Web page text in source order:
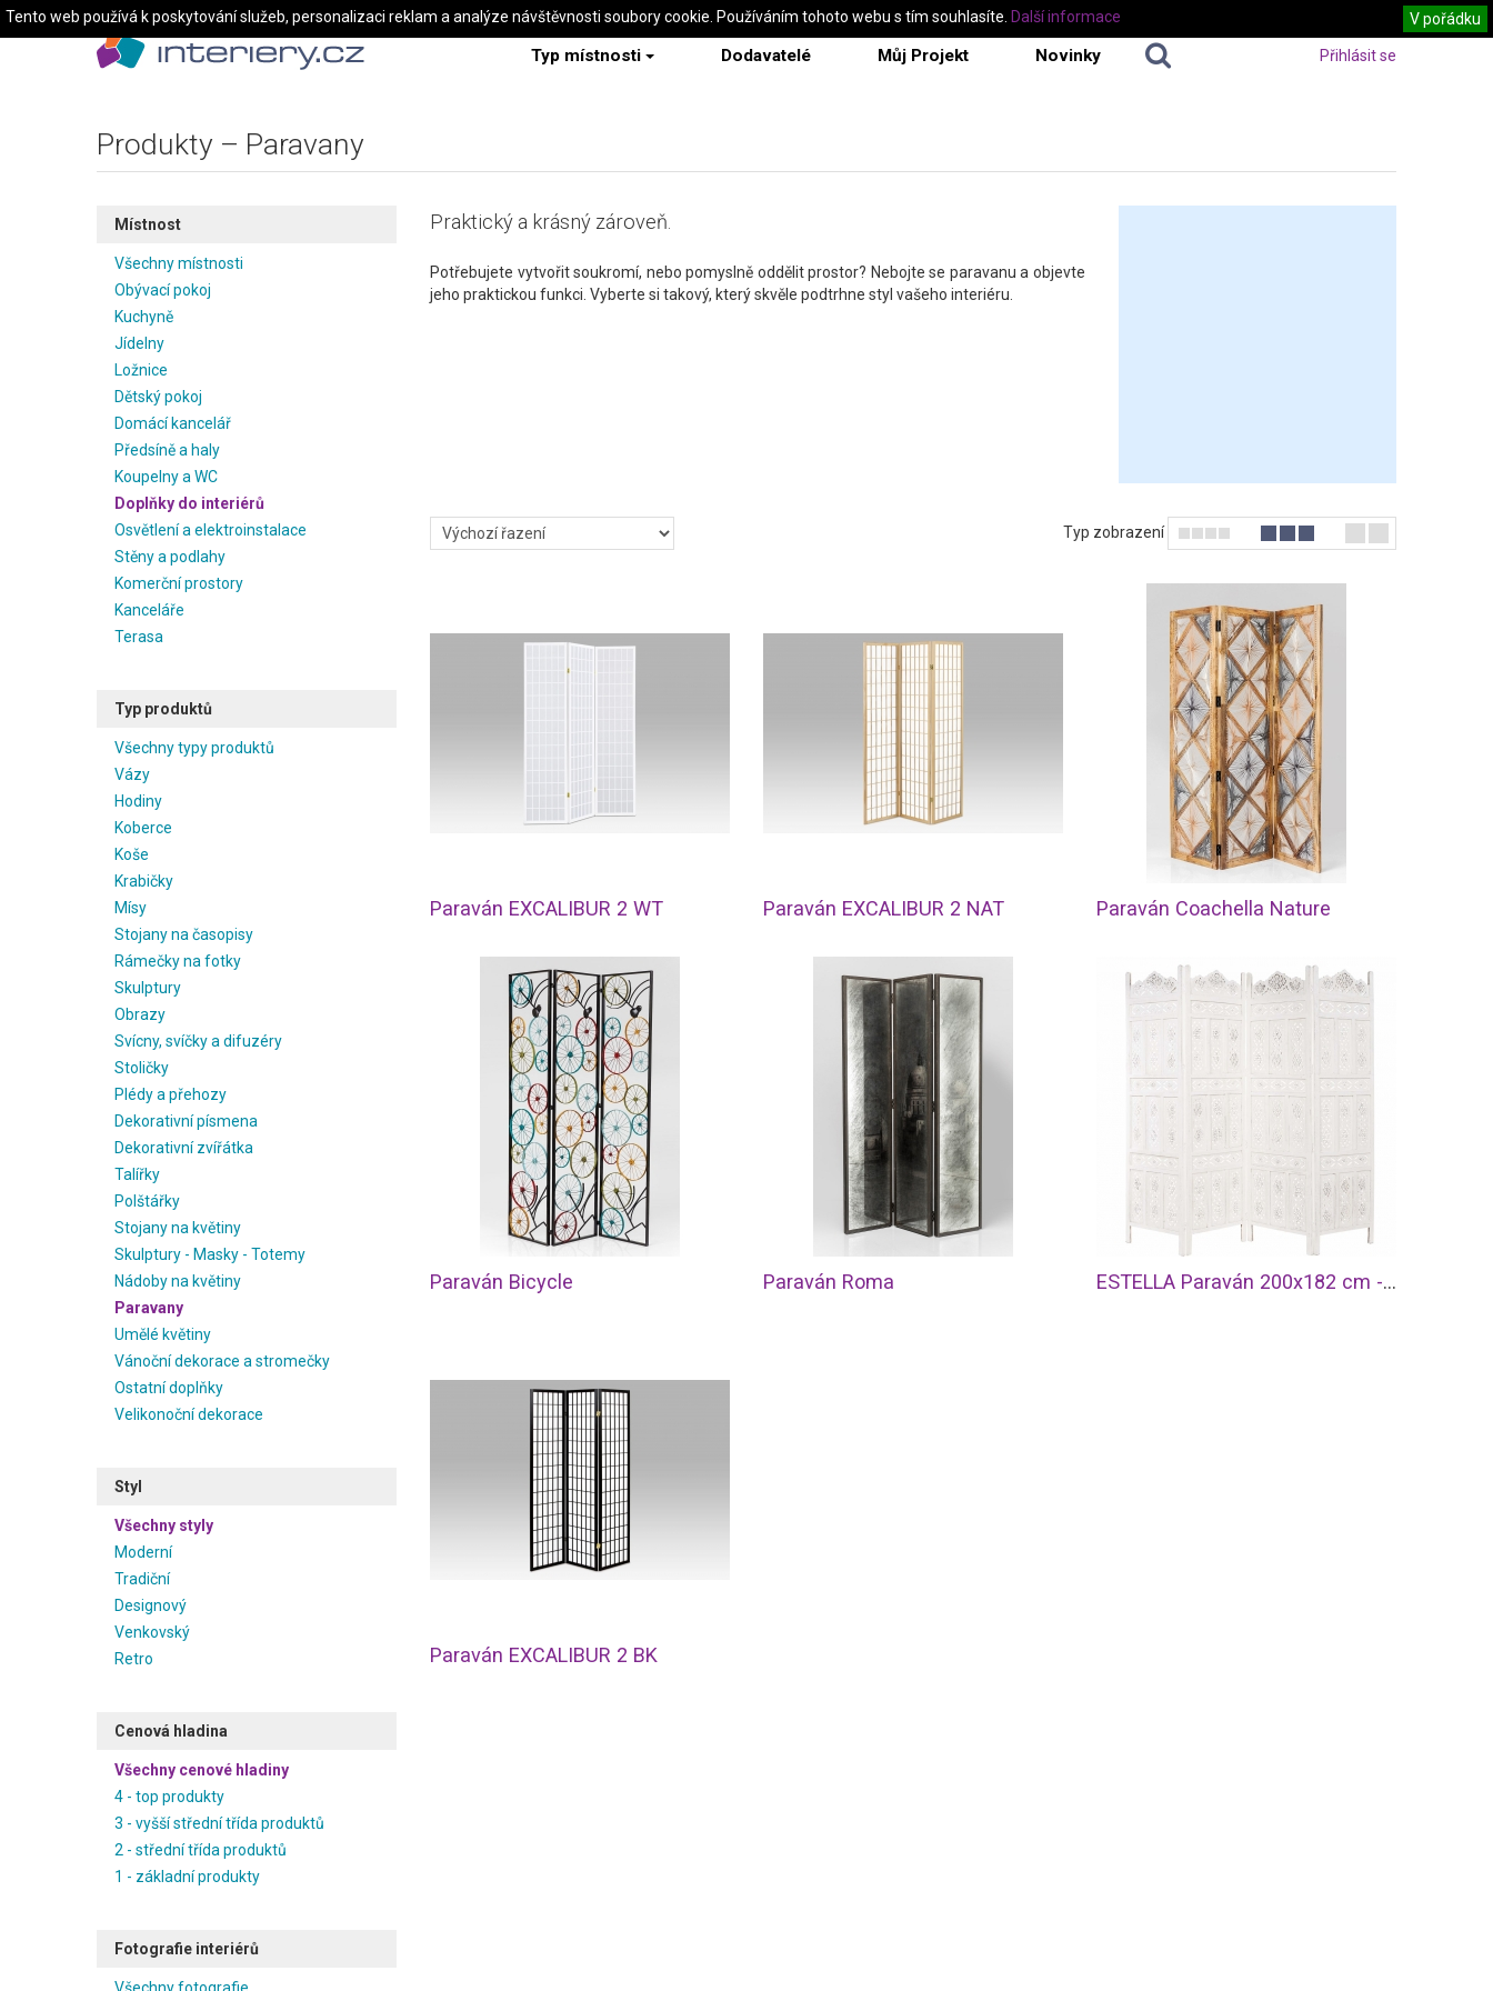
Typ místnosti Dodavatelé Můj Projekt Novinky Přihlásit se
Produkty – Paravany
Místnost
Všechny místnosti
Obývací pokoj
Kuchyně
Jídelny
Ložnice
Dětský pokoj
Domácí kancelář
Předsíně a haly
Koupelny a WC
Doplňky do interiérů
Osvětlení a elektroinstalace
Stěny a podlahy
Komerční prostory
Kanceláře
Terasa
Typ produktů
Všechny typy produktů
Vázy
Hodiny
Koberce
Koše
Krabičky
Mísy
Stojany na časopisy
Rámečky na fotky
Skulptury
Obrazy
Svícny, svíčky a difuzéry
Stoličky
Plédy a přehozy
Dekorativní písmena
Dekorativní zvířátka
Talířky
Polštářky
Stojany na květiny
Skulptury - Masky - Totemy
Nádoby na květiny
Paravany
Umělé květiny
Vánoční dekorace a stromečky
Ostatní doplňky
Velikonoční dekorace
Styl
Všechny styly
Moderní
Tradiční
Designový
Venkovský
Retro
Cenová hladina
Všechny cenové hladiny
4 - top produkty
3 - vyšší střední třída produktů
2 - střední třída produktů
1 - základní produkty
Fotografie interiérů
Praktický a krásný zároveň.
Potřebujete vytvořit soukromí, nebo pomyslně oddělit prostor? Nebojte se paravanu a objevte
jeho praktickou funkci. Vyberte si takový, který skvěle podtrhne styl vašeho interiéru.
Typ zobrazení
Paraván EXCALIBUR 2 WT Paraván EXCALIBUR 2 NAT Paraván Coachella Nature
Paraván Bicycle Paraván Roma ESTELLA Paraván 200x182 cm - bílá
Paraván EXCALIBUR 2 BK
Tento web používá k poskytování služeb, personalizaci reklam a analýze návštěvnosti soubory cookie. Používáním tohoto webu s tím souhlasíte. V pořádku
Další informace